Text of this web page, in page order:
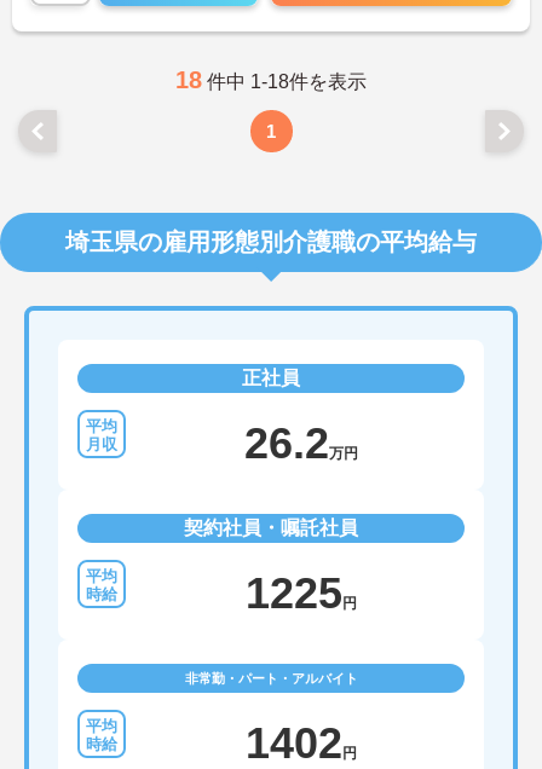
18 件中 1-18件を表示
1
埼玉県の雇用形態別介護職の平均給与
正社員
26.2万円
契約社員・嘱託社員
1225円
非常勤・パート・アルバイト
1402円